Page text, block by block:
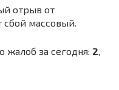
отрыв от
массовый.
жалоб за сегодня: 2